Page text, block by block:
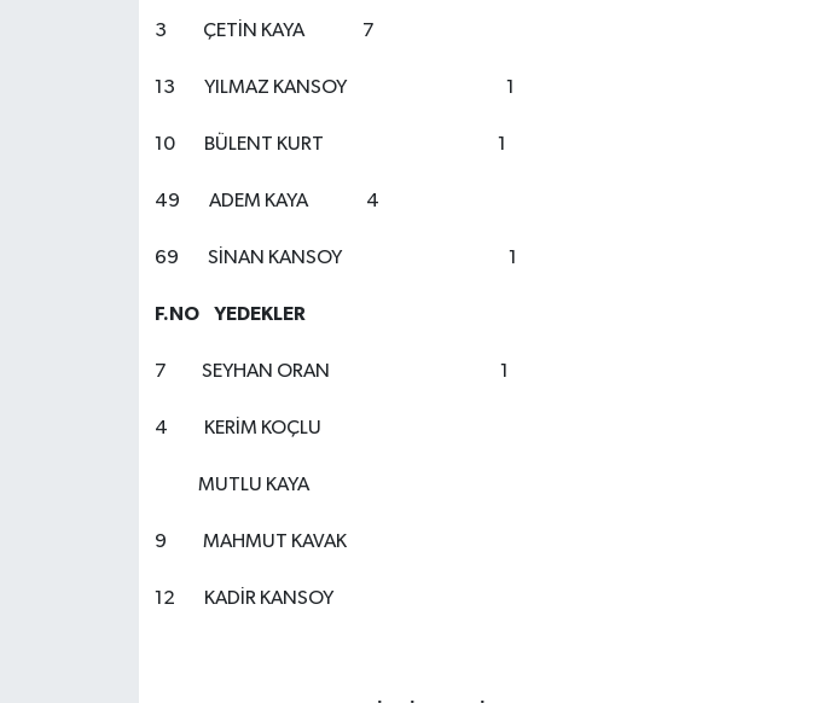
3 ÇETİN KAYA 7
13 YILMAZ KANSOY 1
10 BÜLENT KURT 1
49 ADEM KAYA 4
69 SİNAN KANSOY 1
F.NO YEDEKLER
7 SEYHAN ORAN 1
4 KERİM KOÇLU
MUTLU KAYA
9 MAHMUT KAVAK
12 KADİR KANSOY